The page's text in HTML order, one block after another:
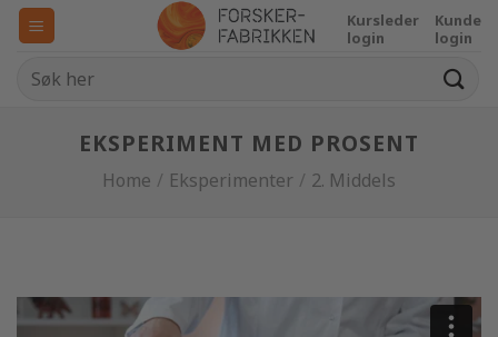
Skip
content
Kursleder
login
Kunde
login
EKSPERIMENT MED PROSENT
Home / Eksperimenter / 2. Middels